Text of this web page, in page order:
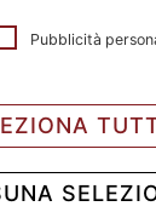
Contatti
051 4178611
Pubblicità